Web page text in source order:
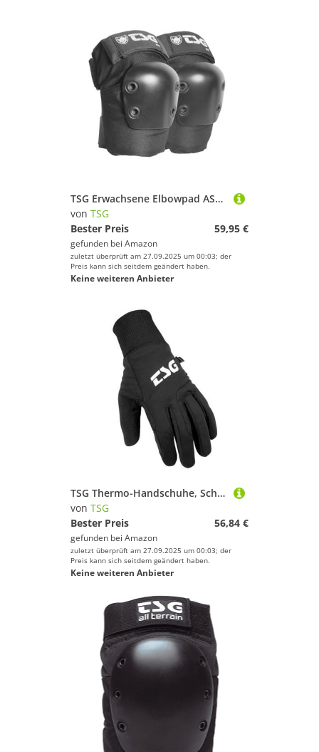
TSG Erwachsene Elbowpad ASchützer, Black, S
von TSG
Bester Preis
59,95 €
gefunden bei Amazon
zuletzt überprüft am 27.09.2025 um 00:03; der
Preis kann sich seitdem geändert haben.
Keine weiteren Anbieter
TSG Thermo-Handschuhe, Schwarz, Größe L
von TSG
Bester Preis
56,84 €
gefunden bei Amazon
zuletzt überprüft am 27.09.2025 um 00:03; der
Preis kann sich seitdem geändert haben.
Keine weiteren Anbieter